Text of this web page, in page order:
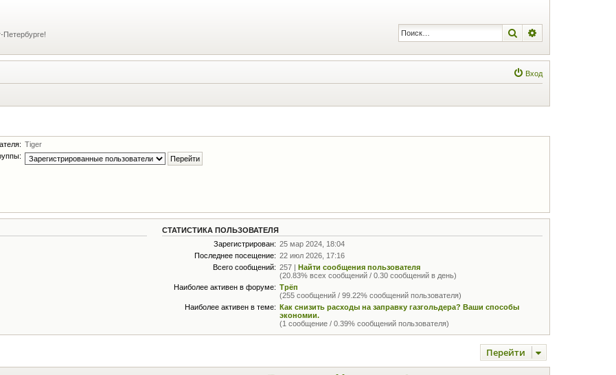
Поиск
Вход
Tiger
СТАТИСТИКА ПОЛЬЗОВАТЕЛЯ
Зарегистрирован: 25 мар 2024, 18:04
Последнее посещение: 22 июл 2026, 17:16
Всего сообщений: 257 |Найти сообщения пользователя
(20.83% всех сообщений / 0.30 сообщений в день)
Наиболее активен в форуме: Трёп
(255 сообщений / 99.22% сообщений пользователя)
Наиболее активен в теме: Как снизить расходы на заправку газгольдера? Ваши способы
экономии.
(1 сообщение / 0.39% сообщений пользователя)
Перейти